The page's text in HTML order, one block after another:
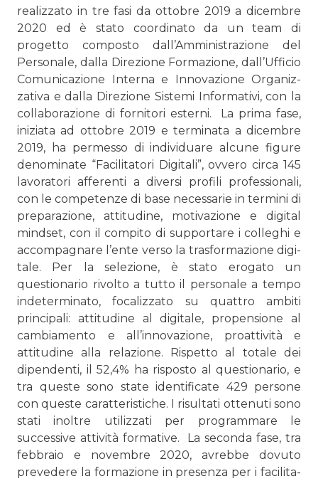
realizzato in tre fasi da ottobre 2019 a dicembre
2020 ed è stato coordinato da un team di
progetto composto dall’Am­ministrazione del
Personale, dalla Direzione Formazione, dall’Ufficio
Comunicazione Interna e Innovazione Organiz­
zativa e dalla Direzione Sistemi Informativi, con la
collabo­razione di fornitori esterni. La prima fase,
iniziata ad ottobre 2019 e terminata a dicem­bre
2019, ha permesso di individuare alcune figure
deno­minate “Facilitatori Digitali”, ovvero circa 145
lavoratori afferenti a diversi profili professionali,
con le competenze di base necessarie in termini di
preparazione, attitudine, motivazione e digital
mindset, con il compito di supportare i colleghi e
accompagnare l’ente verso la trasformazione digi­
tale. Per la selezione, è stato erogato un
questionario rivolto a tutto il personale a tempo
indeterminato, focalizzato su quattro ambiti
principali: attitudine al digitale, propensione al
cambiamento e all’innovazione, proattività e
attitudine alla relazione. Rispetto al totale dei
dipendenti, il 52,4% ha risposto al questionario, e
tra queste sono state identificate 429 persone
con queste caratteristiche. I risultati ottenuti sono
stati inoltre utilizzati per programmare le
successive attività formative. La seconda fase, tra
febbraio e novembre 2020, avrebbe dovuto
prevedere la formazione in presenza per i facilita­